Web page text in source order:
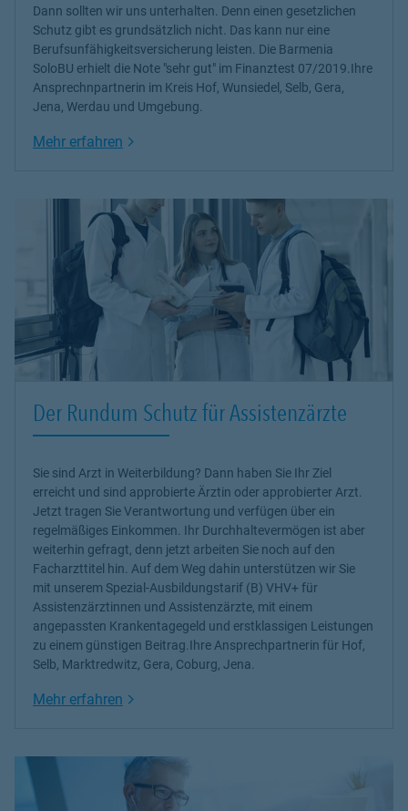
Dann sollten wir uns unterhalten. Denn einen gesetzlichen
Schutz gibt es grundsätzlich nicht. Das kann nur eine
Berufsunfähigkeitsversicherung leisten. Die Barmenia
SoloBU erhielt die Note "sehr gut" im Finanztest 07/2019.Ihre
Ansprechnpartnerin im Kreis Hof, Wunsiedel, Selb, Gera,
Jena, Werdau und Umgebung.
Mehr erfahren Link Opens in New Tab
Der Rundum Schutz für Assistenzärzte
Sie sind Arzt in Weiterbildung? Dann haben Sie Ihr Ziel
erreicht und sind approbierte Ärztin oder approbierter Arzt.
Jetzt tragen Sie Verantwortung und verfügen über ein
regelmäßiges Einkommen. Ihr Durchhaltevermögen ist aber
weiterhin gefragt, denn jetzt arbeiten Sie noch auf den
Facharzttitel hin. Auf dem Weg dahin unterstützen wir Sie
mit unserem Spezial-Ausbildungstarif (B) VHV+ für
Assistenzärztinnen und Assistenzärzte, mit einem
angepassten Krankentagegeld und erstklassigen Leistungen
zu einem günstigen Beitrag.Ihre Ansprechpartnerin für Hof,
Selb, Marktredwitz, Gera, Coburg, Jena.
Mehr erfahren Link Opens in New Tab